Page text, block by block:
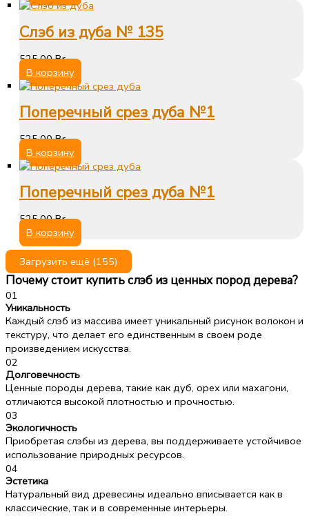
Слэб из дуба № 135
525,00Br
В корзину
Поперечный срез дуба №1
525,00Br
В корзину
Поперечный срез дуба №1
525,00Br
В корзину
Загрузить ещё (155)
Почему стоит купить слэб из ценных пород дерева?
01
Уникальность
Каждый слэб из массива имеет уникальный рисунок волокон и
текстуру, что делает его единственным в своем роде
произведением искусства.
02
Долговечность
Ценные породы дерева, такие как дуб, орех или махагони,
отличаются высокой плотностью и прочностью.
03
Экологичность
Приобретая слэбы из дерева, вы поддерживаете устойчивое
использование природных ресурсов.
04
Эстетика
Натуральный вид древесины идеально вписывается как в
классические, так и в современные интерьеры.